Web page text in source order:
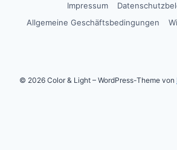
Impressum
Allgemeine Geschäftsbedingungen
© 2026 Color & Light – WordPress-Theme von